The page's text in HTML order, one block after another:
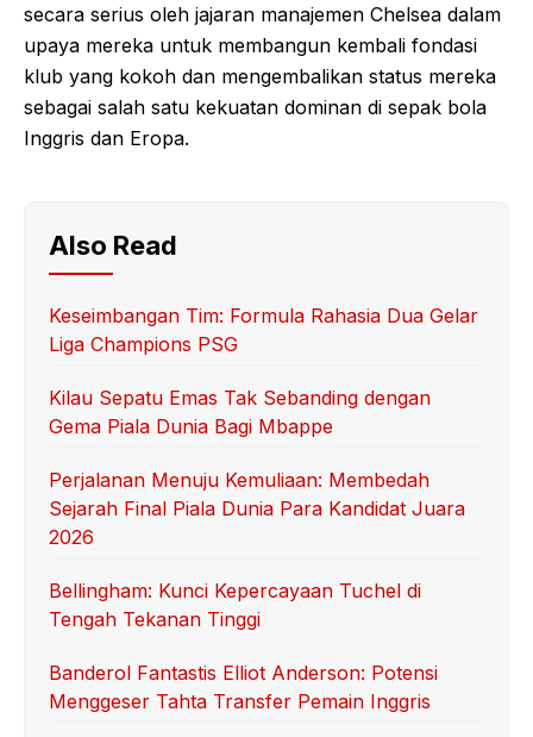
secara serius oleh jajaran manajemen Chelsea dalam
upaya mereka untuk membangun kembali fondasi
klub yang kokoh dan mengembalikan status mereka
sebagai salah satu kekuatan dominan di sepak bola
Inggris dan Eropa.
Also Read
Keseimbangan Tim: Formula Rahasia Dua Gelar
Liga Champions PSG
Kilau Sepatu Emas Tak Sebanding dengan
Gema Piala Dunia Bagi Mbappe
Perjalanan Menuju Kemuliaan: Membedah
Sejarah Final Piala Dunia Para Kandidat Juara
2026
Bellingham: Kunci Kepercayaan Tuchel di
Tengah Tekanan Tinggi
Banderol Fantastis Elliot Anderson: Potensi
Menggeser Tahta Transfer Pemain Inggris